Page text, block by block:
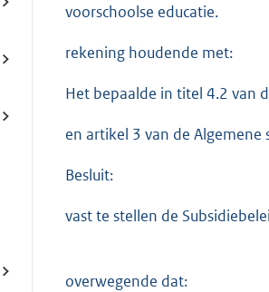
voorschoolse educatie.
rekening houdende met:
Het bepaalde in titel 4.2 van
en artikel 3 van de
Besluit:
vast te stellen de
overwegende dat: